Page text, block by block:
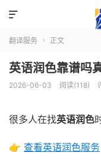

翻译服务  正文
英语润色靠谱吗
2026-06-03 阅读(118)
很多人在找英语润色
👉 查看英语润色服务